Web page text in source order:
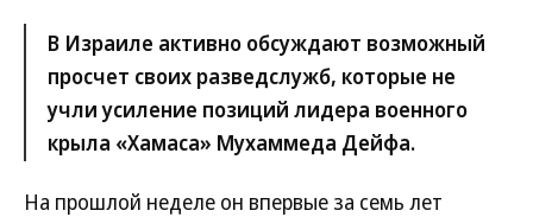
В Израиле активно обсуждают возможный
просчет своих разведслужб, которые не
учли усиление позиций лидера военного
крыла «Хамаса» Мухаммеда Дейфа.
На прошлой неделе он впервые за семь лет